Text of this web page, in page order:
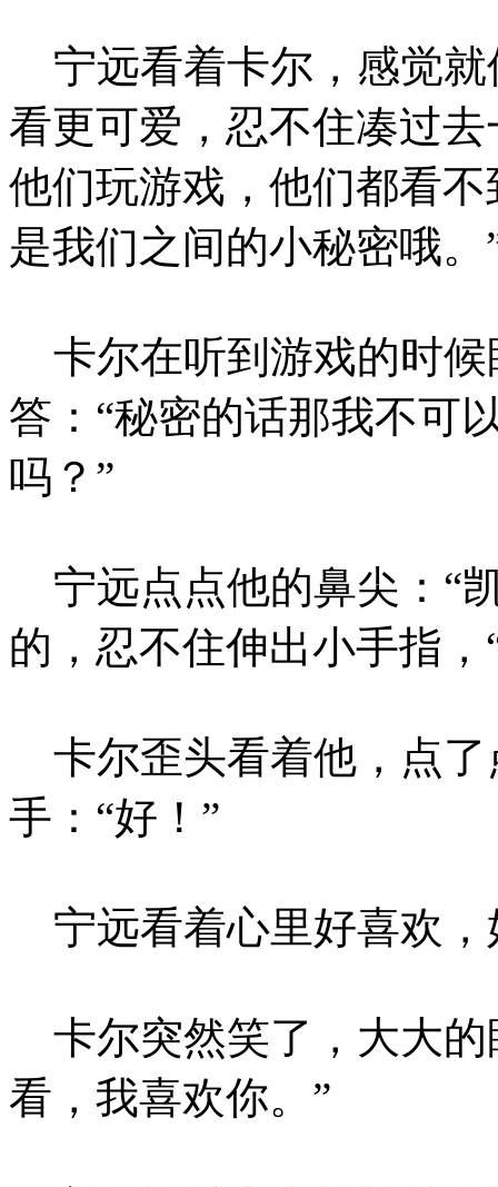
宁远看着卡尔，感觉就
看更可爱，忍不住凑过
他们玩游戏，他们都看
是我们之间的小秘密哦。
卡尔在听到游戏的时候
答：“秘密的话那我不可
吗？”
宁远点点他的鼻尖：“
的，忍不住伸出小手指
卡尔歪头看着他，点了
手：“好！”
宁远看着心里好喜欢，
卡尔突然笑了，大大的
看，我喜欢你。”